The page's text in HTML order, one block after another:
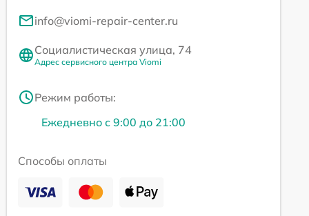
info@viomi-repair-center.ru
Социалистическая улица, 74
Адрес сервисного центра Viomi
Режим работы:
Ежедневно с 9:00 до 21:00
Способы оплаты